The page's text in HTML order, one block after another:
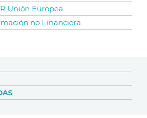
Unión Europea
no Financiera